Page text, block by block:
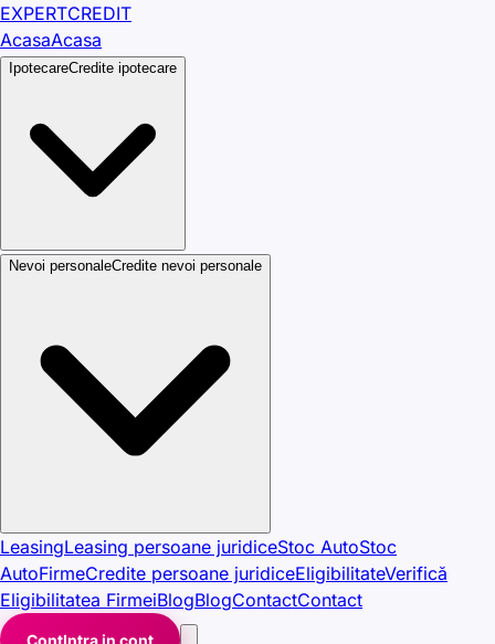
EXPERTCREDIT
AcasaAcasa
IpotecareCredite ipotecare
Nevoi personaleCredite nevoi personale
LeasingLeasing persoane juridiceStoc AutoStoc
AutoFirmeCredite persoane juridiceEligibilitateVerifică
Eligibilitatea FirmeiBlogBlogContactContact
ContIntra in cont